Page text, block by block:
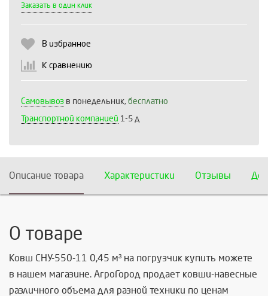
Заказать в один клик
В избранное
К сравнению
Самовывоз в понедельник, бесплатно
Транспортной компанией 1-5 д
Описание товара Характеристики Отзывы
О товаре
Ковш СНУ-550-11 0,45 м³ на погрузчик купить можете
в нашем магазине. АгроГород продает ковши-навесные
различного объема для разной техники по ценам